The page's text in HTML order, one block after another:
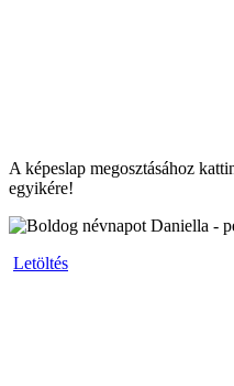
A képeslap megosztásához
egyikére!
Letöltés